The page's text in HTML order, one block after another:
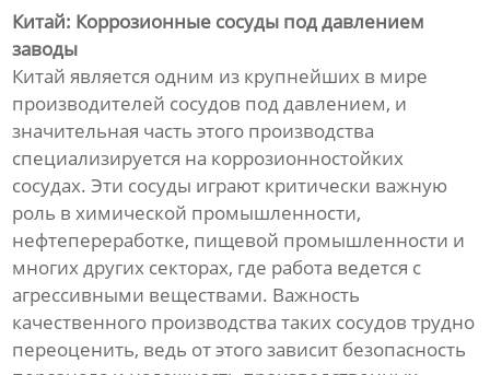
Новости
Контакты
Китай: Коррозионные сосуды под давлением
заводы
Китай является одним из крупнейших в мире
производителей сосудов под давлением, и
значительная часть этого производства
специализируется на коррозионностойких
сосудах. Эти сосуды играют критически важную
роль в химической промышленности,
нефтепереработке, пищевой промышленности и
многих других секторах, где работа ведется с
агрессивными веществами. Важность
качественного производства таких сосудов трудно
переоценить, ведь от этого зависит безопасность